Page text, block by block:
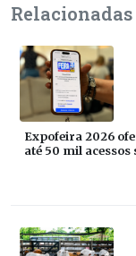
Relacionadas
Expofeira 2026
até 50 mil